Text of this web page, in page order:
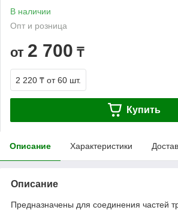
В наличии
Опт и розница
от 2 700 ₸
2 220 ₸ от 60 шт.
Купить
Описание Характеристики
Описание
Предназначены для соединения частей